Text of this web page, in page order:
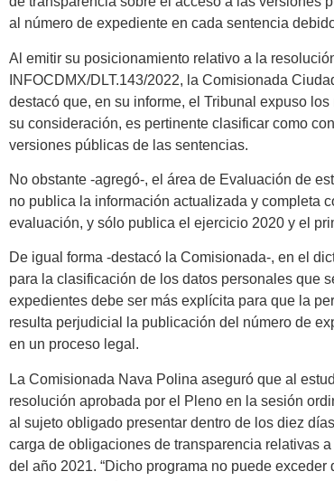
al número de expediente en cada sentencia
Al emitir su posicionamiento relativo a la
INFOCDMX/DLT.143/2022, la Comisionada
destacó que, en su informe, el Tribunal expuso
su consideración, es pertinente clasificar como
versiones públicas de las sentencias.
No obstante -agregó-, el área de Evaluación de
no publica la información actualizada y completa
evaluación, y sólo publica el ejercicio 2020 y el
De igual forma -destacó la Comisionada-, en el
para la clasificación de los datos personales que
expedientes debe ser más explícita para que la
resulta perjudicial la publicación del número de
en un proceso legal.
La Comisionada Nava Polina aseguró que al
resolución aprobada por el Pleno en la sesión
al sujeto obligado presentar dentro de los diez
carga de obligaciones de transparencia relativas
del año 2021. “Dicho programa no puede